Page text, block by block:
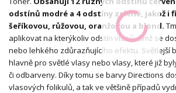
odstínů modré a 4 odstíny zelené, jakož i
šeříkovou, růžovou, oranžovou a blond.
aplikovat na kterýkoliv odstín vlasů, čímž se
nebo lehkého zdůrazňujícího efektu. Světlejší
hlavně pro světlé vlasy nebo vlasy, které již
či odbarveny. Díky tomu se barvy Directions
vlasových folikulů, a tak ve většině případů